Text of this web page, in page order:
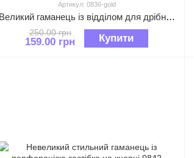
Артикул: 0836-gold
Великий гаманець із відділом для дрібниці клапан на кнопці 0836 Бронзовий
250.00 грн
159.00 грн Купити